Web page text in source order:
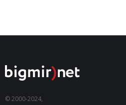
© 2000-2024,